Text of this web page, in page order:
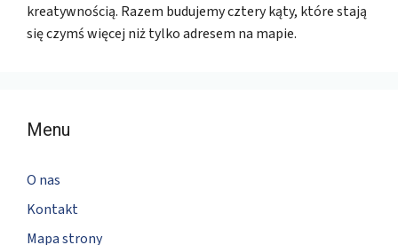
kreatywnością. Razem budujemy cztery kąty, które stają
się czymś więcej niż tylko adresem na mapie.
Menu
O nas
Kontakt
Mapa strony